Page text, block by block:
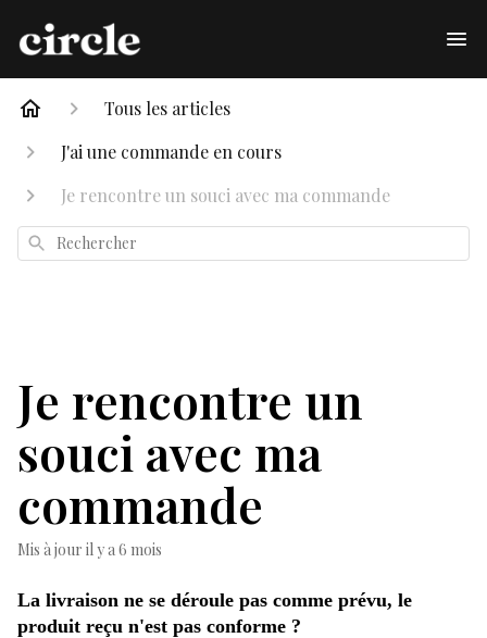
Tous les articles
J'ai une commande en cours
Je rencontre un souci avec ma commande
Rechercher
Je rencontre un
souci avec ma
commande
Mis à jour il y a 6 mois
La livraison ne se déroule pas comme prévu, le
produit reçu n'est pas conforme ?